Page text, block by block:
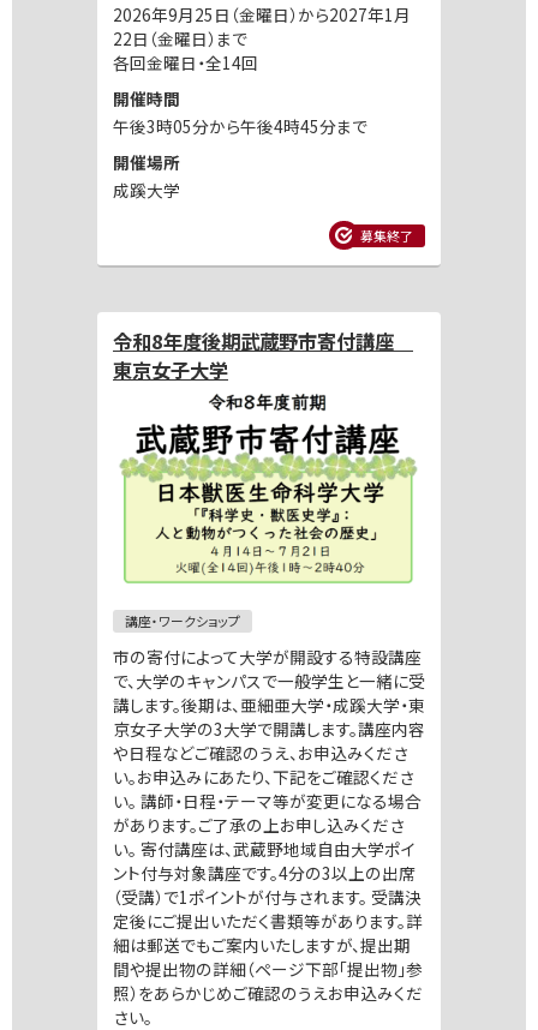
2026年9月25日（金曜日）から2027年1月
22日（金曜日）まで
各回金曜日・全14回
開催時間
午後3時05分から午後4時45分まで
開催場所
成蹊大学
募集終了
令和8年度後期武蔵野市寄付講座
東京女子大学
講座・ワークショップ
市の寄付によって大学が開設する特設講座
で、大学のキャンパスで一般学生と一緒に受
講します。後期は、亜細亜大学・成蹊大学・東
京女子大学の3大学で開講します。講座内容
や日程などご確認のうえ、お申込みくださ
い。お申込みにあたり、下記をご確認くださ
い。 講師・日程・テーマ等が変更になる場合
があります。ご了承の上お申し込みくださ
い。 寄付講座は、武蔵野地域自由大学ポイ
ント付与対象講座です。4分の3以上の出席
（受講）で1ポイントが付与されます。 受講決
定後にご提出いただく書類等があります。詳
細は郵送でもご案内いたしますが、提出期
間や提出物の詳細（ページ下部「提出物」参
照）をあらかじめご確認のうえお申込みくだ
さい。